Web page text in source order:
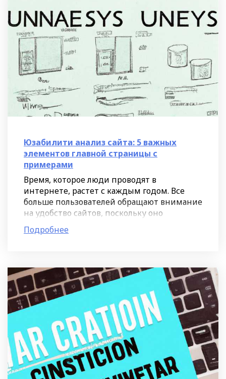
Юзабилити анализ сайта: 5 важных
элементов главной страницы с
примерами
Время, которое люди проводят в
интернете, растет с каждым годом. Все
больше пользователей обращают внимание
на удобство сайтов, поскольку оно
напрямую влияет на их удовлетворенность
и время, которое они проводят на
Подробнее